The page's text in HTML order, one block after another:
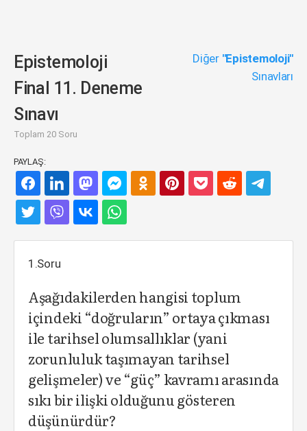
Epistemoloji
Final 11. Deneme
Sınavı
Toplam 20 Soru
Diğer "Epistemoloji"
Sınavları
PAYLAŞ:
1.Soru
Aşağıdakilerden hangisi toplum
içindeki “doğruların” ortaya çıkması
ile tarihsel olumsallıklar (yani
zorunluluk taşımayan tarihsel
gelişmeler) ve “güç” kavramı arasında
sıkı bir ilişki olduğunu gösteren
düşünürdür?